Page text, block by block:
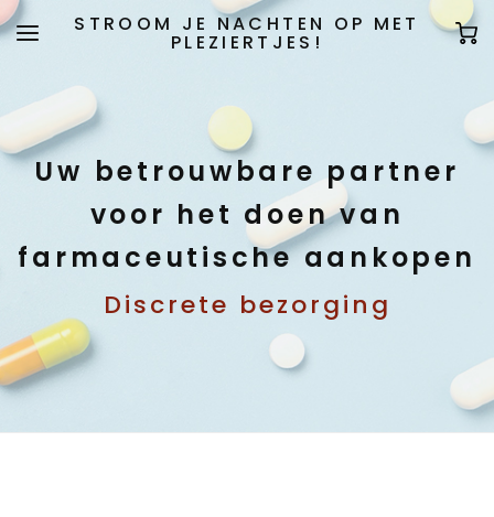
STROOM JE NACHTEN OP MET
PLEZIERTJES!
Uw betrouwbare partner
voor het doen van
farmaceutische aankopen
Discrete bezorging